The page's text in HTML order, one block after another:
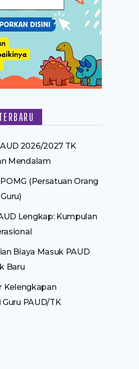
2026/2027 TK
Mendalam
(Persatuan Orang
Lengkap: Kumpulan
Biaya Masuk PAUD
Baru
Kelengkapan
PAUD/TK